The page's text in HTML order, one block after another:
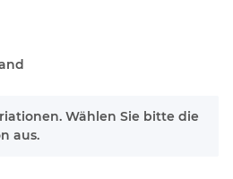
Wählen Sie bitte die
aus.